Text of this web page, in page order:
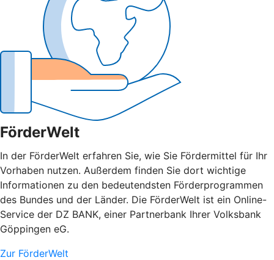
FörderWelt
In der FörderWelt erfahren Sie, wie Sie Fördermittel für Ihr
Vorhaben nutzen. Außerdem finden Sie dort wichtige
Informationen zu den bedeutendsten Förderprogrammen
des Bundes und der Länder. Die FörderWelt ist ein Online-
Service der DZ BANK, einer Partnerbank Ihrer Volksbank
Göppingen eG.
Zur FörderWelt